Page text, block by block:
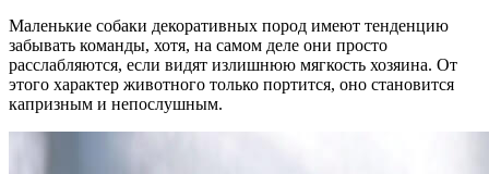
Маленькие собаки декоративных пород имеют тенденцию
забывать команды, хотя, на самом деле они просто
расслабляются, если видят излишнюю мягкость хозяина. От
этого характер животного только портится, оно становится
капризным и непослушным.